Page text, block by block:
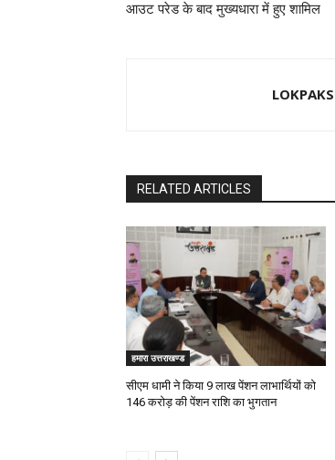
आउट परेड के बाद मुख्यधारा में हुए शामिल
RELATED ARTICLES
हमारा उत्तराखण्ड
सीएम धामी ने किया 9 लाख पेंशन लाभार्थियों को ₹
146 करोड़ की पेंशन राशि का भुगतान